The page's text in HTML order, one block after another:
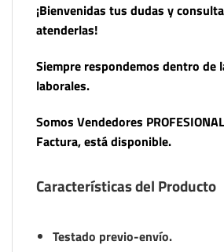
¡Bienvenidas tus dudas y
atenderlas!
Siempre respondemos dentro de
laborales.
Somos Vendedores
Factura, está disponible.
Características del Producto
Testado previo-envío.